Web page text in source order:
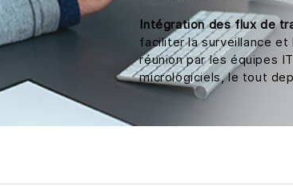
Intégration des flux de
faciliter la surveillance
réunion par les équipes
micrologiciels, le tout